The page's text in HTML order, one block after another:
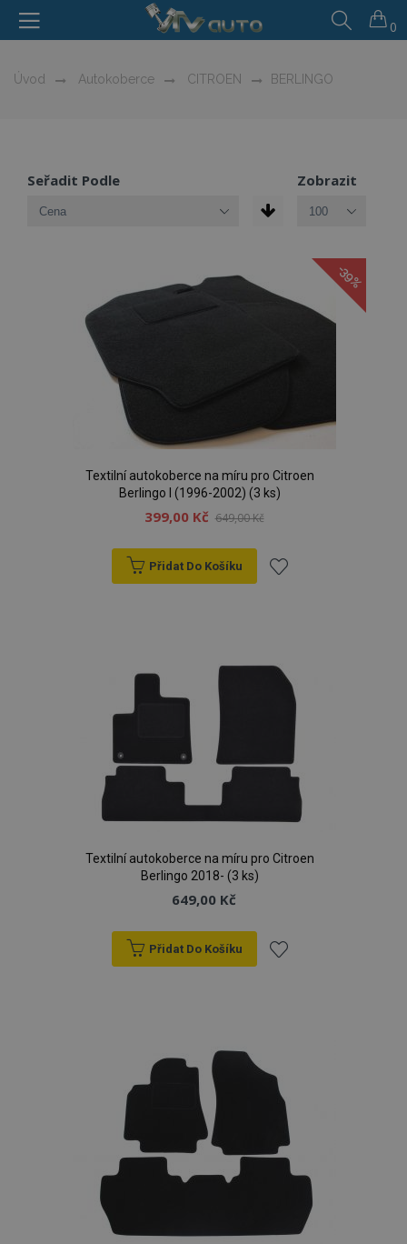
0
Úvod Autokoberce CITROEN BERLINGO
Seřadit Podle Zobrazit
-39%
Textilní autokoberce na míru pro Citroen
Berlingo I (1996-2002) (3 ks)
399,00 Kč 649,00 Kč
Přidat Do Košíku
oblíbeným
Textilní autokoberce na míru pro Citroen
Berlingo 2018- (3 ks)
649,00 Kč
Přidat Do Košíku